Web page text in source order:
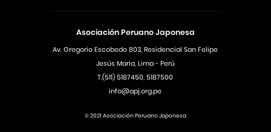
Asociación Peruano Japonesa
Av. Gregorio Escobedo 803, Residencial San Felipe
Jesús Maria, Lima - Perú
T.(511) 5187450, 5187500
info@apj.org.pe
© 2021 Asociación Peruano Japonesa